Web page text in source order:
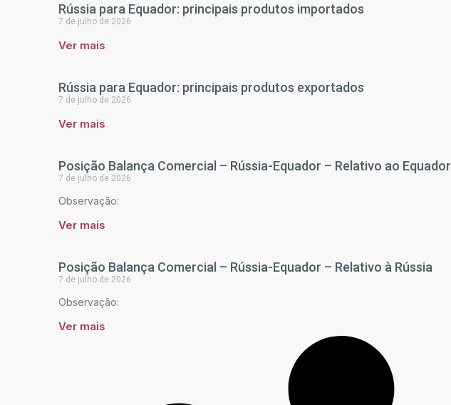
Rússia para Equador: principais produtos importados
7 de julho de 2026
Ver mais
Rússia para Equador: principais produtos exportados
7 de julho de 2026
Ver mais
Posição Balança Comercial – Rússia-Equador – Relativo ao Equador
7 de julho de 2026
Observação:
Ver mais
Posição Balança Comercial – Rússia-Equador – Relativo à Rússia
7 de julho de 2026
Observação:
Ver mais